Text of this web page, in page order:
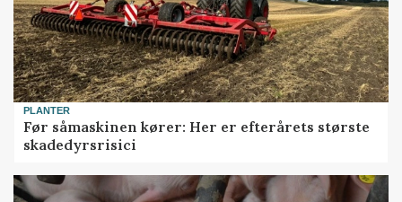
PLANTER
Før såmaskinen kører: Her er efterårets største
skadedyrsrisici